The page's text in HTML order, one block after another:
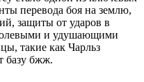
перевода боя на землю,
защиты от ударов в
и удушающими
такие как Чарльз
базу бжж.